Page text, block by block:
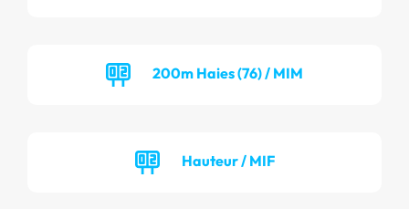
200m Haies (76) / MIM
Hauteur / MIF